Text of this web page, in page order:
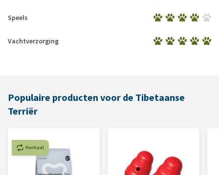
Speels
Vachtverzorging
Populaire producten voor de Tibetaanse
Terriër
Herhaal